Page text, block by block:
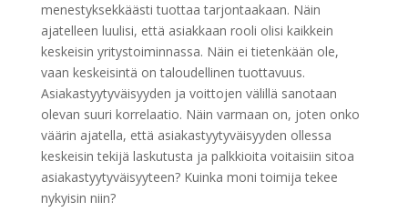
menestyksekkäästi tuottaa tarjontaakaan. Näin
ajatelleen luulisi, että asiakkaan rooli olisi kaikkein
keskeisin yritystoiminnassa. Näin ei tietenkään ole,
vaan keskeisintä on taloudellinen tuottavuus.
Asiakastyytyväisyyden ja voittojen välillä sanotaan
olevan suuri korrelaatio. Näin varmaan on, joten onko
väärin ajatella, että asiakastyytyväisyyden ollessa
keskeisin tekijä laskutusta ja palkkioita voitaisiin sitoa
asiakastyytyväisyyteen? Kuinka moni toimija tekee
nykyisin niin?